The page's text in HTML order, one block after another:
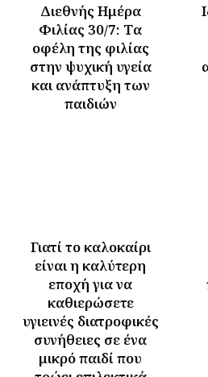
Διεθνής Ημέρα
Φιλίας 30/7: Tα
οφέλη της φιλίας
στην ψυχική υγεία
και ανάπτυξη των
παιδιών
Γιατί το καλοκαίρι
είναι η καλύτερη
εποχή για να
καθιερώσετε
υγιεινές διατροφικές
συνήθειες σε ένα
μικρό παιδί που